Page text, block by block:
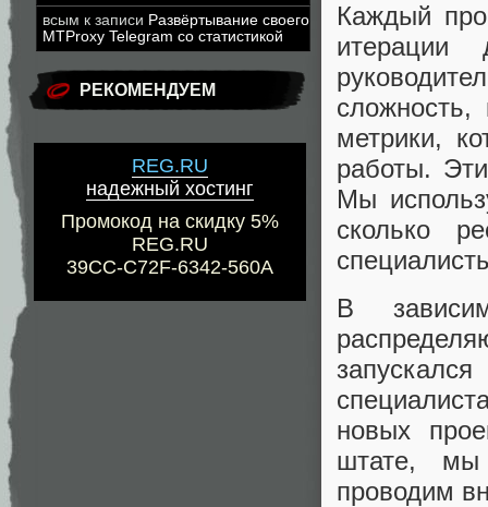
всым к записи Развёртывание своего
MTProxy Telegram со статистикой
РЕКОМЕНДУЕМ
REG.RU
надежный хостинг
Промокод на скидку 5%
REG.RU
39CC-C72F-6342-560A
Каждый
итерации
сложность,
метрики,
работы.
Мы
сколько
В
новых
штате, мы
проводим